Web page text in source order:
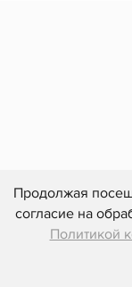
Продолжая
согласие на
Политикой